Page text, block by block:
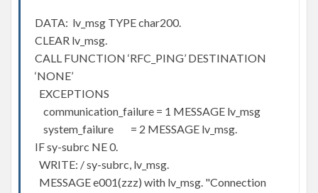
DATA: lv_msg TYPE char200.
CLEAR lv_msg.
CALL FUNCTION ‘RFC_PING’ DESTINATION
‘NONE’
EXCEPTIONS
communication_failure = 1 MESSAGE lv_msg
system_failure = 2 MESSAGE lv_msg.
IF sy-subrc NE 0.
WRITE: / sy-subrc, lv_msg.
MESSAGE e001(zzz) with lv_msg. "Connection